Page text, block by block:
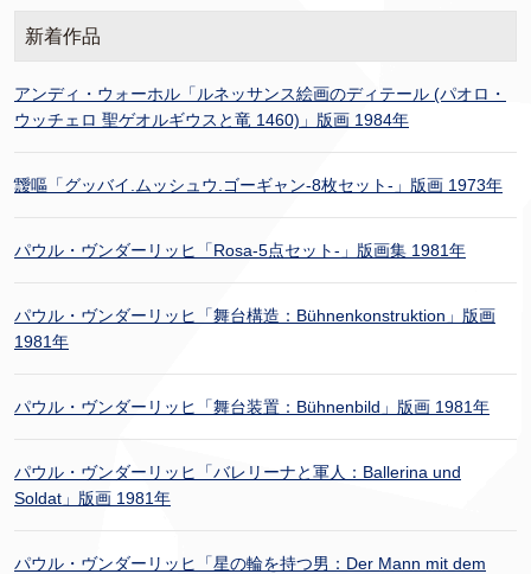
新着作品
アンディ・ウォーホル「ルネッサンス絵画のディテール (パオロ・
ウッチェロ 聖ゲオルギウスと竜 1460)」版画 1984年
靉嘔「グッバイ.ムッシュウ.ゴーギャン-8枚セット-」版画 1973年
パウル・ヴンダーリッヒ「Rosa-5点セット-」版画集 1981年
パウル・ヴンダーリッヒ「舞台構造：Bühnenkonstruktion」版画
1981年
パウル・ヴンダーリッヒ「舞台装置：Bühnenbild」版画 1981年
パウル・ヴンダーリッヒ「バレリーナと軍人：Ballerina und
Soldat」版画 1981年
パウル・ヴンダーリッヒ「星の輪を持つ男：Der Mann mit dem